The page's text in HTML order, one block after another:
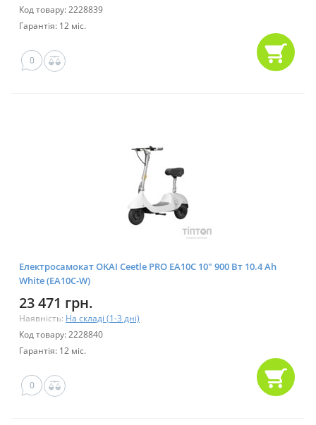
Код товару: 2228839
Гарантія: 12 міс.
0
Електросамокат OKAI Ceetle PRO EA10C 10" 900 Вт 10.4 Ah
White (EA10C-W)
23 471 грн.
Наявність: На складі (1-3 дні)
Код товару: 2228840
Гарантія: 12 міс.
0